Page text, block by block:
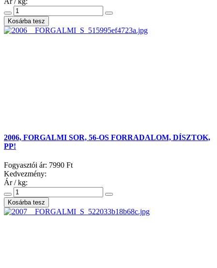
2006, FORGALMI SOR, 56-OS FORRADALOM, DÍSZTOK,
PP!
Fogyasztói ár: 7990 Ft
Kedvezmény:
Ár / kg: